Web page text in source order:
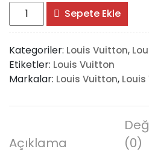
Louis
Vuitton
Toiletry
Pouch
adet
Sepete Ekle
Kategoriler: Louis Vuitton,
Etiketler: Louis Vuitton
Markalar: Louis Vuitton,
Açıklama
(0)